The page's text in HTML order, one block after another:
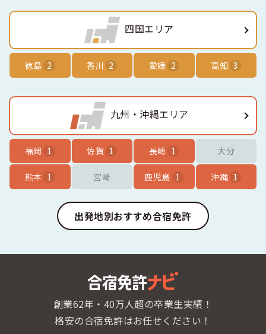
四国エリア
徳島 2 香川 2 愛媛 2 高知 3
九州・沖縄エリア
福岡 1 佐賀 1 長崎 1 大分
熊本 1 宮崎 鹿児島 1 沖縄 1
出発地別おすすめ合宿免許
創業62年・40万人超の卒業生実績！
格安の合宿免許はお任せください！